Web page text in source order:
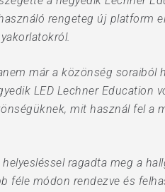
rengeteg új platform
már a közönség
LED Lechner Education
mit használ fel a
ragadta meg a
módon rendezve és